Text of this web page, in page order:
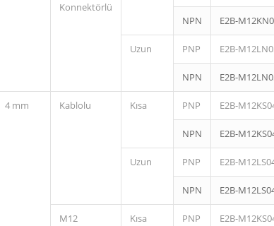
Konnektörlü
NPN E2B-
Uzun PNP E2B-
NPN E2B-
4 mm Kablolu Kısa PNP E2B-
NPN E2B-
Uzun PNP E2B-
NPN E2B-
M12
Kısa PNP E2B-